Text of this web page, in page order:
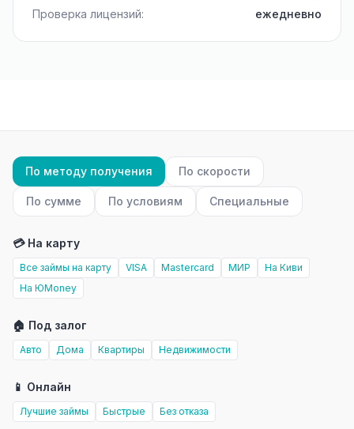
Проверка лицензий:
ежедневно
По методу получения По скорости
По сумме По условиям Специальные
💳 На карту
Все займы на карту VISA Mastercard МИР
На Киви
На ЮMoney
🏠 Под залог
Авто Дома Квартиры Недвижимости
📱 Онлайн
Лучшие займы Быстрые Без отказа